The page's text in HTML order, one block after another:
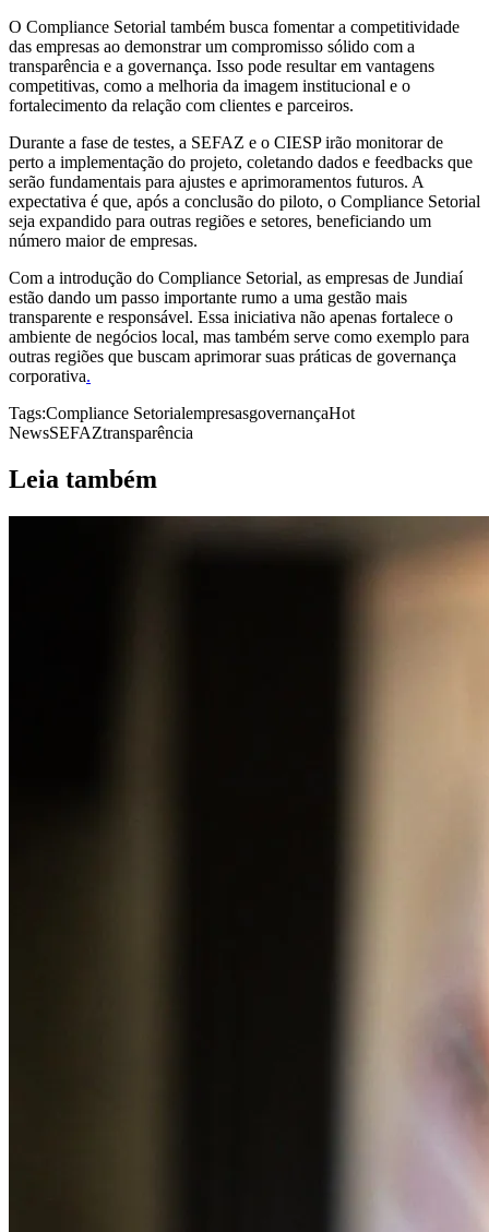
O Compliance Setorial também busca fomentar a competitividade
das empresas ao demonstrar um compromisso sólido com a
transparência e a governança. Isso pode resultar em vantagens
competitivas, como a melhoria da imagem institucional e o
fortalecimento da relação com clientes e parceiros.
Durante a fase de testes, a SEFAZ e o CIESP irão monitorar de
perto a implementação do projeto, coletando dados e feedbacks que
serão fundamentais para ajustes e aprimoramentos futuros. A
expectativa é que, após a conclusão do piloto, o Compliance Setorial
seja expandido para outras regiões e setores, beneficiando um
número maior de empresas.
Com a introdução do Compliance Setorial, as empresas de Jundiaí
estão dando um passo importante rumo a uma gestão mais
transparente e responsável. Essa iniciativa não apenas fortalece o
ambiente de negócios local, mas também serve como exemplo para
outras regiões que buscam aprimorar suas práticas de governança
corporativa.
Tags:Compliance SetorialempresasgovernançaHot
NewsSEFAZtransparência
Leia também